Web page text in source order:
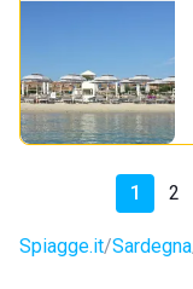
1 2
Spiagge.it Sardegna